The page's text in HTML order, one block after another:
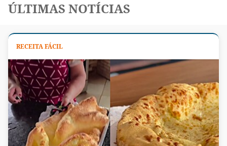
ÚLTIMAS NOTÍCIAS
RECEITA FÁCIL